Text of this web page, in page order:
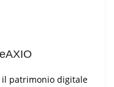
il patrimonio digitale